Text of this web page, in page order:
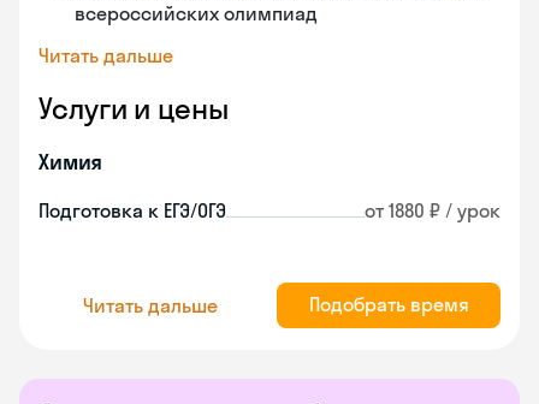
всероссийских олимпиад
Читать дальше
Услуги и цены
Химия
Подготовка к ЕГЭ/ОГЭ от 1880 ₽ / урок
Читать дальше Подобрать время